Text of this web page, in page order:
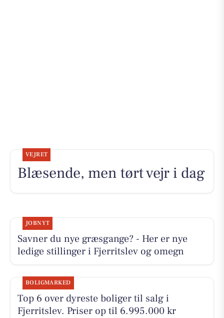
VEJRET
Blæsende, men tørt vejr i dag
JOBNYT
Savner du nye græsgange? - Her er nye
ledige stillinger i Fjerritslev og omegn
BOLIGMARKED
Top 6 over dyreste boliger til salg i
Fjerritslev. Priser op til 6.995.000 kr